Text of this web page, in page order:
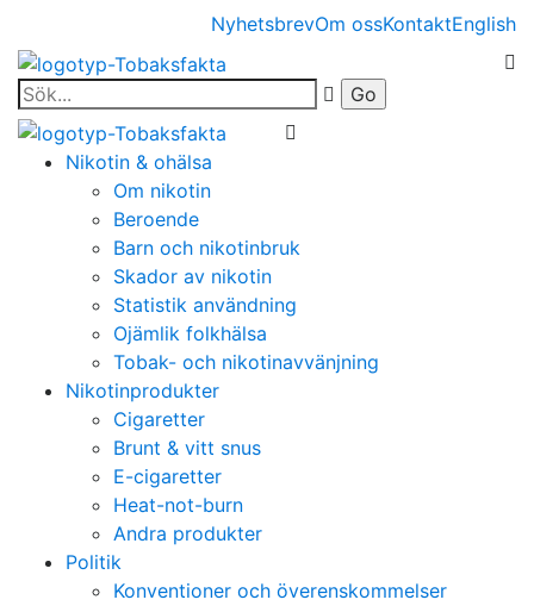
NyhetsbrevOm ossKontaktEnglish
Nikotin & ohälsa
Om nikotin
Beroende
Barn och nikotinbruk
Skador av nikotin
Statistik användning
Ojämlik folkhälsa
Tobak- och nikotinavvänjning
Nikotinprodukter
Cigaretter
Brunt & vitt snus
E-cigaretter
Heat-not-burn
Andra produkter
Politik
Konventioner och överenskommelser